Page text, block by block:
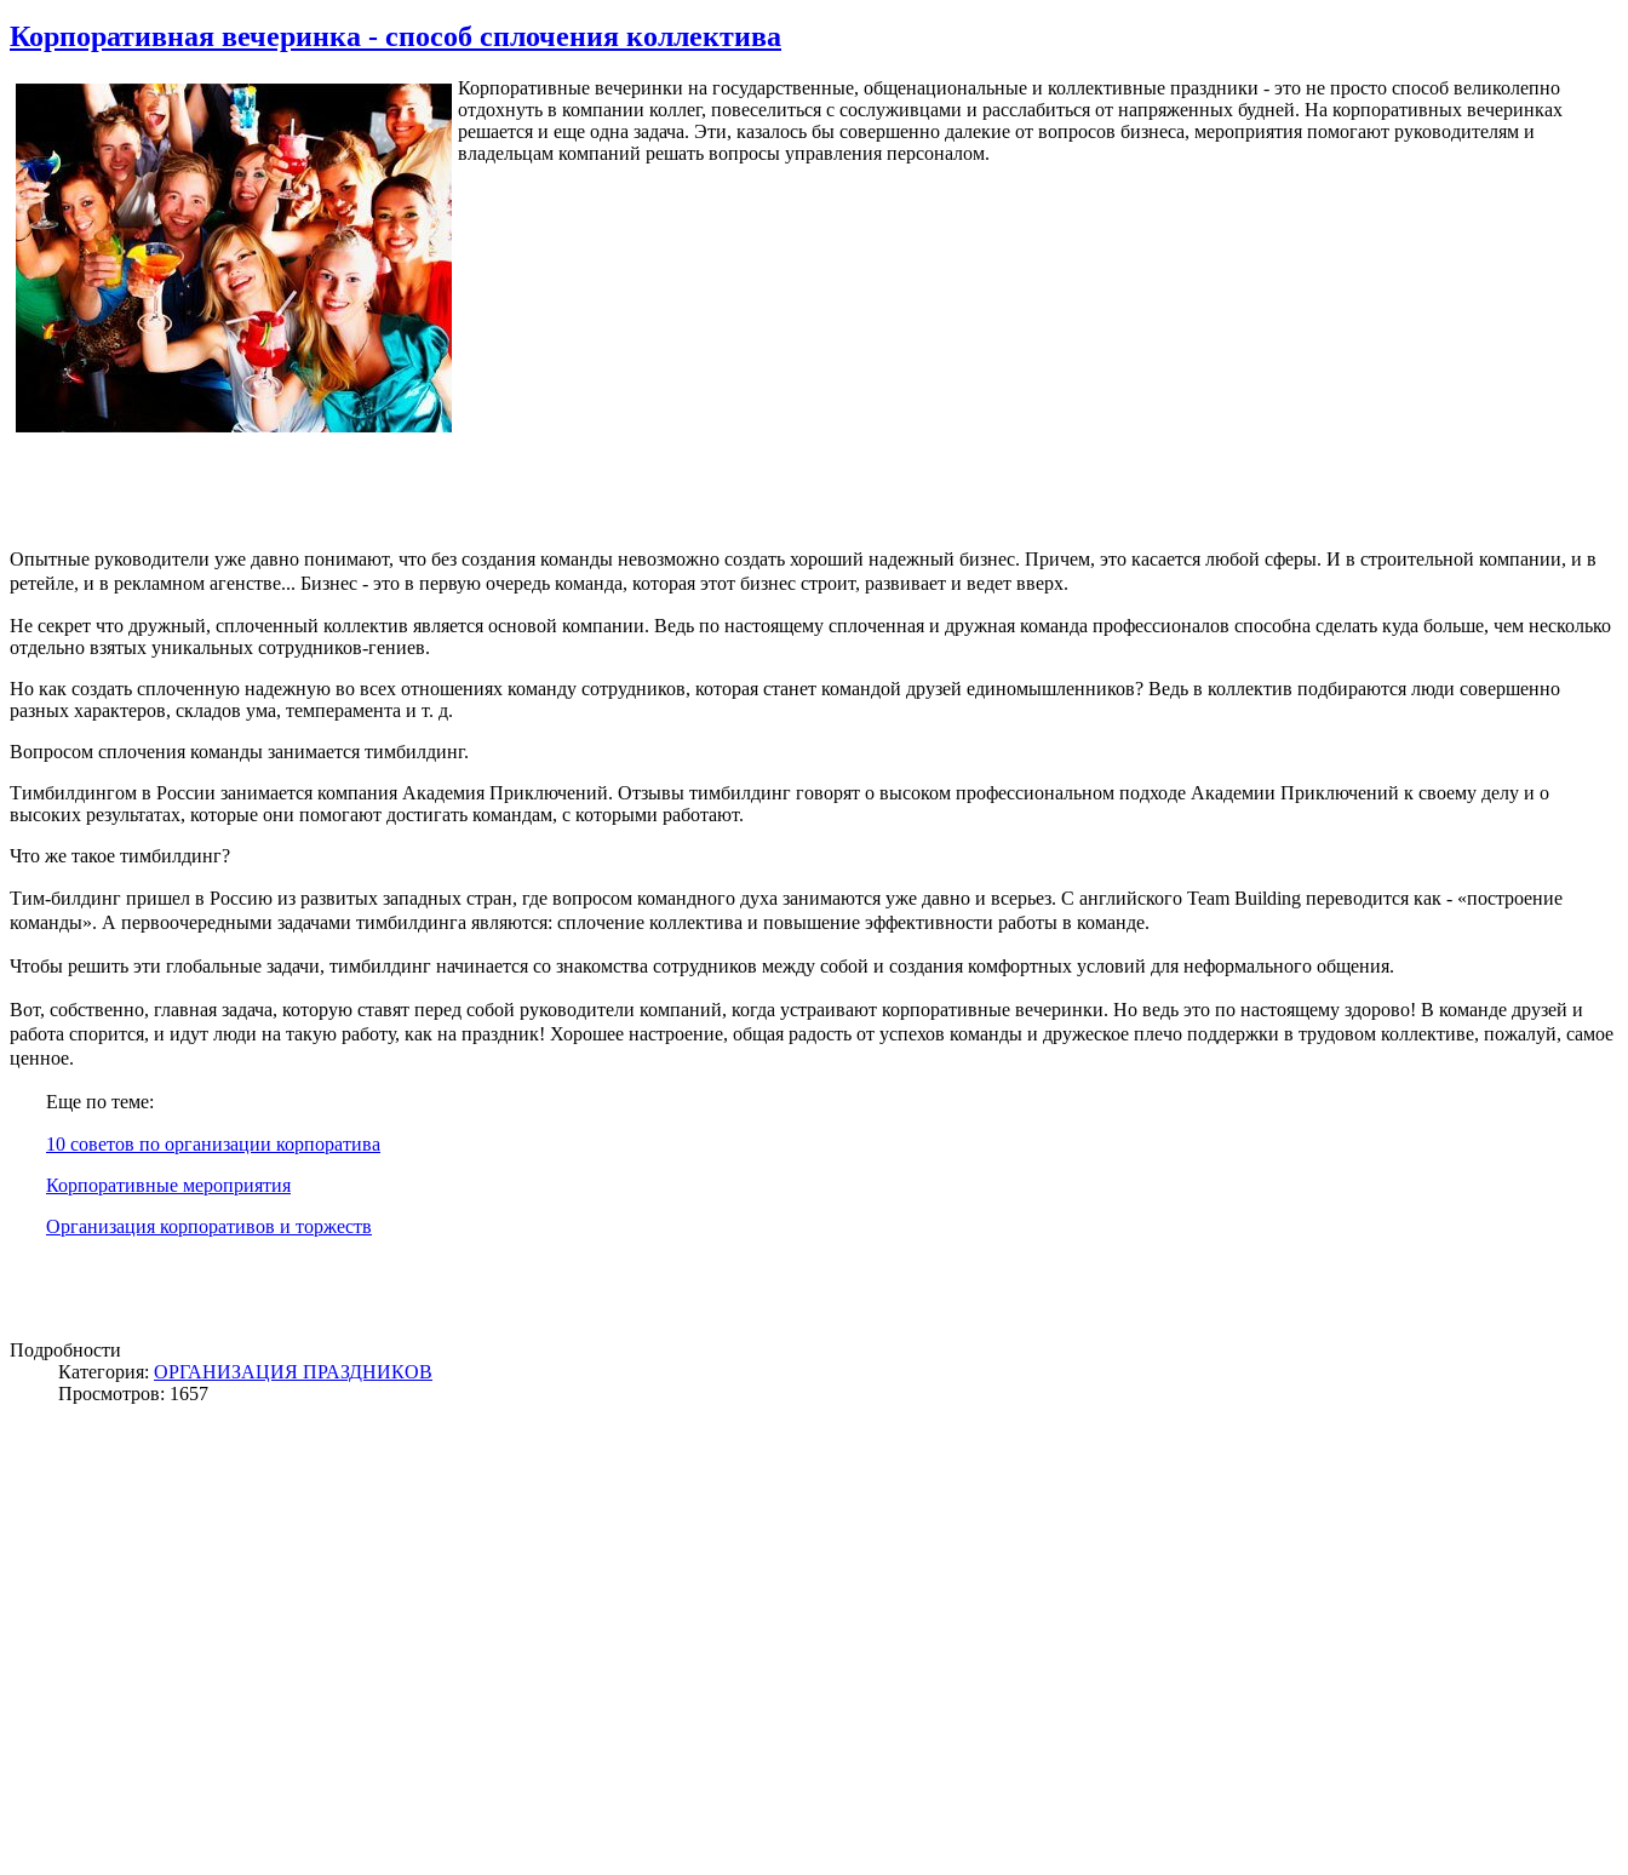
Корпоративная вечеринка - способ сплочения коллектива
Корпоративные вечеринки на государственные, общенациональные и коллективные праздники - это не просто способ великолепно
отдохнуть в компании коллег, повеселиться с сослуживцами и расслабиться от напряженных будней. На корпоративных вечеринках
решается и еще одна задача. Эти, казалось бы совершенно далекие от вопросов бизнеса, мероприятия помогают руководителям и
владельцам компаний решать вопросы управления персоналом.
Опытные руководители уже давно понимают, что без создания команды невозможно создать хороший надежный бизнес. Причем, это касается любой сферы. И в строительной компании, и в
ретейле, и в рекламном агенстве... Бизнес - это в первую очередь команда, которая этот бизнес строит, развивает и ведет вверх.
Не секрет что дружный, сплоченный коллектив является основой компании. Ведь по настоящему сплоченная и дружная команда профессионалов способна сделать куда больше, чем несколько
отдельно взятых уникальных сотрудников-гениев.
Но как создать сплоченную надежную во всех отношениях команду сотрудников, которая станет командой друзей единомышленников? Ведь в коллектив подбираются люди совершенно
разных характеров, складов ума, темперамента и т. д.
Вопросом сплочения команды занимается тимбилдинг.
Тимбилдингом в России занимается компания Академия Приключений. Отзывы тимбилдинг говорят о высоком профессиональном подходе Академии Приключений к своему делу и о
высоких результатах, которые они помогают достигать командам, с которыми работают.
Что же такое тимбилдинг?
Тим-билдинг пришел в Россию из развитых западных стран, где вопросом командного духа занимаются уже давно и всерьез. С английского Team Building переводится как - «построение
команды». А первоочередными задачами тимбилдинга являются: сплочение коллектива и повышение эффективности работы в команде.
Чтобы решить эти глобальные задачи, тимбилдинг начинается со знакомства сотрудников между собой и создания комфортных условий для неформального общения.
Вот, собственно, главная задача, которую ставят перед собой руководители компаний, когда устраивают корпоративные вечеринки. Но ведь это по настоящему здорово! В команде друзей и
работа спорится, и идут люди на такую работу, как на праздник! Хорошее настроение, общая радость от успехов команды и дружеское плечо поддержки в трудовом коллективе, пожалуй, самое
ценное.
Еще по теме:
10 советов по организации корпоратива
Корпоративные мероприятия
Организация корпоративов и торжеств
Подробности
Категория: ОРГАНИЗАЦИЯ ПРАЗДНИКОВ
Просмотров: 1657